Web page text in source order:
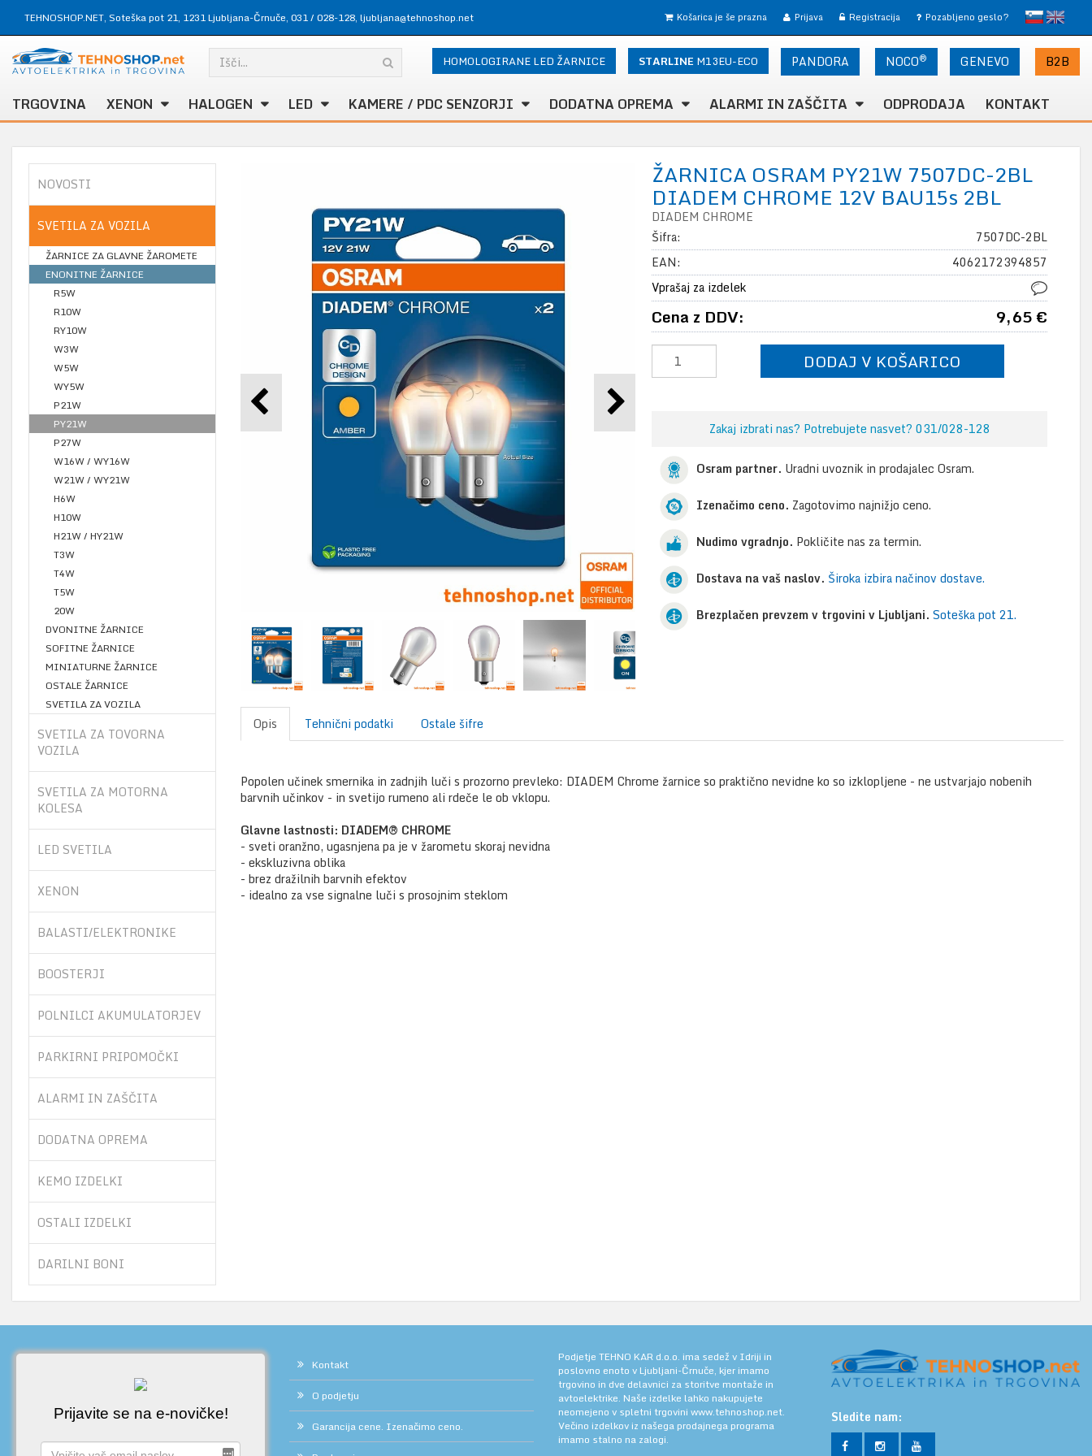
TEHNOSHOP.NET, Soteška pot 21, 1231 Ljubljana-Črnuče, 031 / 028-128, ljubljana@tehnoshop.net slovensko
English
Prijava Registracija Pozabljeno geslo?
Košarica je še prazna
PANDORA NOCO® GENEVO B2B
STARLINE M13EU-ECO
HOMOLOGIRANE LED ŽARNICE
TRGOVINA XENON HALOGEN LED KAMERE / PDC SENZORJI DODATNA OPREMA ALARMI IN ZAŠČITA ODPRODAJA KONTAKT
NOVOSTI
SVETILA ZA VOZILA
ŽARNICE ZA GLAVNE ŽAROMETE
ENONITNE ŽARNICE
R5W
R10W
RY10W
W3W
W5W
WY5W
P21W
PY21W
P27W
W16W / WY16W
W21W / WY21W
H6W
H10W
H21W / HY21W
T3W
T4W
T5W
20W
DVONITNE ŽARNICE
SOFITNE ŽARNICE
MINIATURNE ŽARNICE
OSTALE ŽARNICE
SVETILA ZA VOZILA
SVETILA ZA TOVORNA
VOZILA
SVETILA ZA MOTORNA
KOLESA
LED SVETILA
XENON
BALASTI/ELEKTRONIKE
BOOSTERJI
POLNILCI AKUMULATORJEV
PARKIRNI PRIPOMOČKI
ALARMI IN ZAŠČITA
DODATNA OPREMA
KEMO IZDELKI
OSTALI IZDELKI
DARILNI BONI
ŽARNICA OSRAM PY21W 7507DC-2BL
DIADEM CHROME 12V BAU15s 2BL
DIADEM CHROME
Šifra:
7507DC-2BL
EAN:
4062172394857
Vprašaj za izdelek
Cena z DDV:
9,65 €
DODAJ V KOŠARICO
Zakaj izbrati nas? Potrebujete nasvet? 031/028-128
Osram partner. Uradni uvoznik in prodajalec Osram.
Izenačimo ceno. Zagotovimo najnižjo ceno.
Nudimo vgradnjo. Pokličite nas za termin.
Dostava na vaš naslov. Široka izbira načinov dostave.
Brezplačen prevzem v trgovini v Ljubljani. Soteška pot 21.
Opis Tehnični podatki Ostale šifre
Popolen učinek smernika in zadnjih luči s prozorno prevleko: DIADEM Chrome žarnice so praktično nevidne ko so izklopljene - ne ustvarjajo nobenih
barvnih učinkov - in svetijo rumeno ali rdeče le ob vklopu.
Glavne lastnosti: DIADEM® CHROME
- sveti oranžno, ugasnjena pa je v žarometu skoraj nevidna
- ekskluzivna oblika
- brez dražilnih barvnih efektov
- idealno za vse signalne luči s prosojnim steklom
Prijavite se na e-novičke!
Kontakt
O podjetju
Garancija cene. Izenačimo ceno.
Podjetje TEHNO KAR d.o.o. ima sedež v Idriji in
poslovno enoto v Ljubljani-Črnuče, kjer imamo
trgovino in dve delavnici za storitve montaže in
avtoelektrike. Naše izdelke lahko nakupujete
neomejeno v spletni trgovini www.tehnoshop.net.
Večino izdelkov iz našega prodajnega programa
imamo stalno na zalogi.
Sledite nam: